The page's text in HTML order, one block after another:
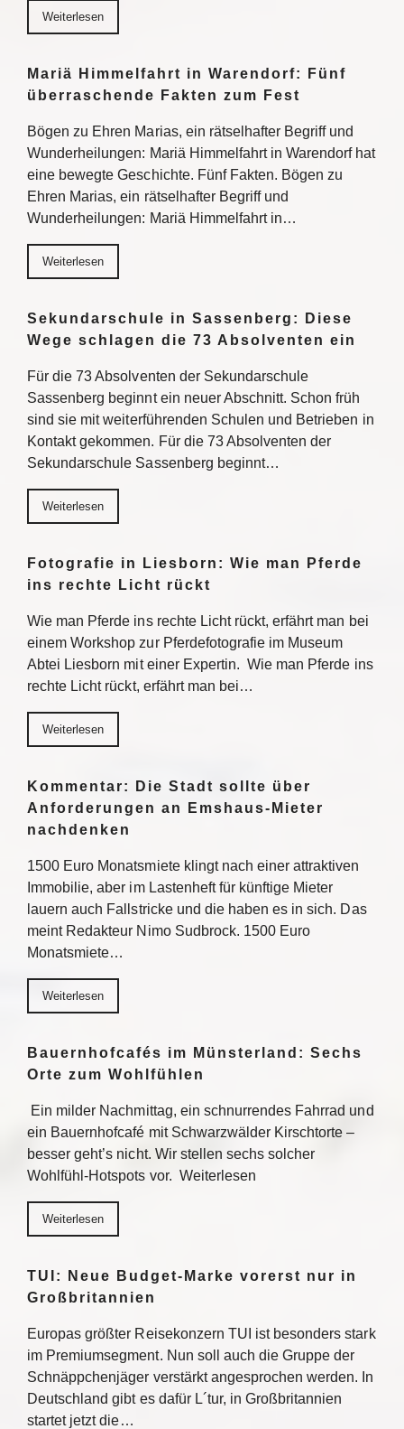
Weiterlesen
Mariä Himmelfahrt in Warendorf: Fünf
überraschende Fakten zum Fest
Bögen zu Ehren Marias, ein rätselhafter Begriff und
Wunderheilungen: Mariä Himmelfahrt in Warendorf hat
eine bewegte Geschichte. Fünf Fakten. Bögen zu
Ehren Marias, ein rätselhafter Begriff und
Wunderheilungen: Mariä Himmelfahrt in…
Weiterlesen
Sekundarschule in Sassenberg: Diese
Wege schlagen die 73 Absolventen ein
Für die 73 Absolventen der Sekundarschule
Sassenberg beginnt ein neuer Abschnitt. Schon früh
sind sie mit weiterführenden Schulen und Betrieben in
Kontakt gekommen. Für die 73 Absolventen der
Sekundarschule Sassenberg beginnt…
Weiterlesen
Fotografie in Liesborn: Wie man Pferde
ins rechte Licht rückt
Wie man Pferde ins rechte Licht rückt, erfährt man bei
einem Workshop zur Pferdefotografie im Museum
Abtei Liesborn mit einer Expertin. Wie man Pferde ins
rechte Licht rückt, erfährt man bei…
Weiterlesen
Kommentar: Die Stadt sollte über
Anforderungen an Emshaus-Mieter
nachdenken
1500 Euro Monatsmiete klingt nach einer attraktiven
Immobilie, aber im Lastenheft für künftige Mieter
lauern auch Fallstricke und die haben es in sich. Das
meint Redakteur Nimo Sudbrock. 1500 Euro
Monatsmiete…
Weiterlesen
Bauernhofcafés im Münsterland: Sechs
Orte zum Wohlfühlen
Ein milder Nachmittag, ein schnurrendes Fahrrad und
ein Bauernhofcafé mit Schwarzwälder Kirschtorte –
besser geht’s nicht. Wir stellen sechs solcher
Wohlfühl-Hotspots vor. Weiterlesen
Weiterlesen
TUI: Neue Budget-Marke vorerst nur in
Großbritannien
Europas größter Reisekonzern TUI ist besonders stark
im Premiumsegment. Nun soll auch die Gruppe der
Schnäppchenjäger verstärkt angesprochen werden. In
Deutschland gibt es dafür L´tur, in Großbritannien
startet jetzt die…